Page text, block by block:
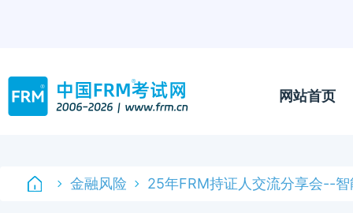
网站首页
金融风险 25年FRM持证人交流分享会--